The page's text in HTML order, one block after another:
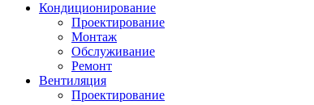
Кондиционирование
Проектирование
Монтаж
Обслуживание
Ремонт
Вентиляция
Проектирование